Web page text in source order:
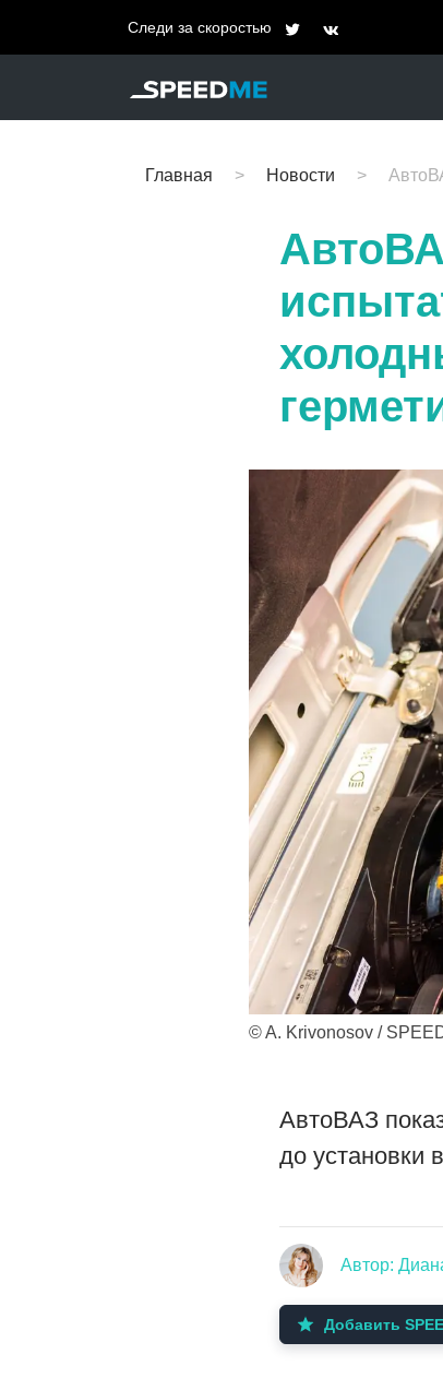
Следи за скоростью
Главная Новости
© A. Krivonosov /
АвтоВАЗ
до установки
Автор:
Добавить